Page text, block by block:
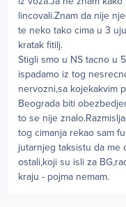
lincovali.Znam da nije
te neko tako cima u 3
kratak fitilj.
Stigli smo u NS tacno u
ispadamo iz tog
nervozni,sa kojekakvim
Beograda biti
to se nije
tog cimanja rekao sam
jutarnjeg taksistu da me
ostali,koji su isli za
kraju - pojma nemam.